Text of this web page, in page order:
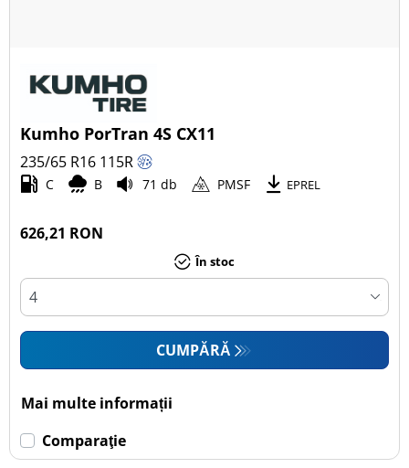
Kumho PorTran 4S CX11
235/65 R16 115R
C B 71 db PMSF EPREL
626,21 RON
În stoc
CUMPĂRĂ
Mai multe informații
Comparaţie